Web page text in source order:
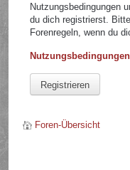
Nutzungsbedingungen
du dich registrierst.
Forenregeln, wenn du
Nutzungsbedingungen
Registrieren
Foren-Übersicht